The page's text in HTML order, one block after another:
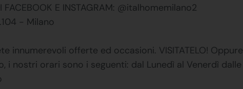
FACEBOOK E INSTAGRAM: @italhomemilano2
- Milano
innumerevoli offerte ed occasioni. VISITATELO! Oppure
i nostri orari sono i seguenti: dal Lunedì al Venerdì dalle